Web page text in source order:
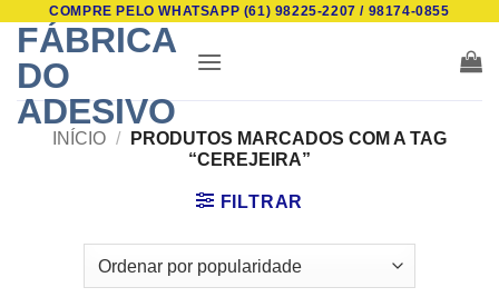
content
COMPRE PELO WHATSAPP (61) 98225-2207 / 98174-0855
FÁBRICA
DO
ADESIVO
INÍCIO /
PRODUTOS MARCADOS COM A TAG
“CEREJEIRA”
FILTRAR